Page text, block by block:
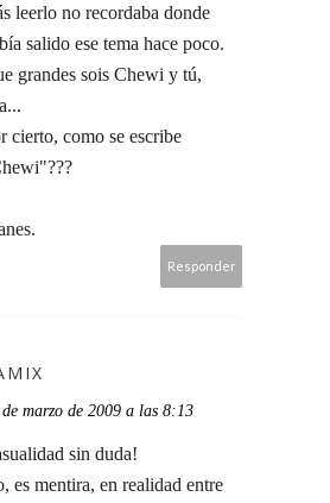
leerlo no recordaba donde
salido ese tema hace poco.
grandes sois Chewi y tú,
cierto, como se escribe
Responder
marzo de 2009 a las 8:13
sin duda!
es mentira, en realidad entre